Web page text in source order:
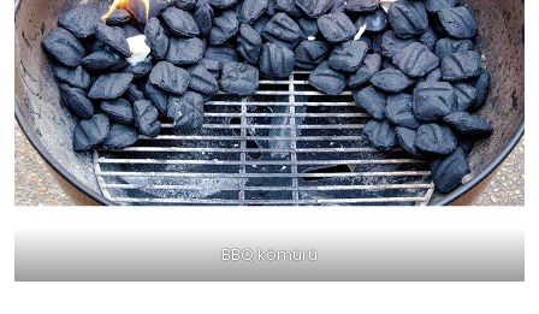
BBQ kömürü